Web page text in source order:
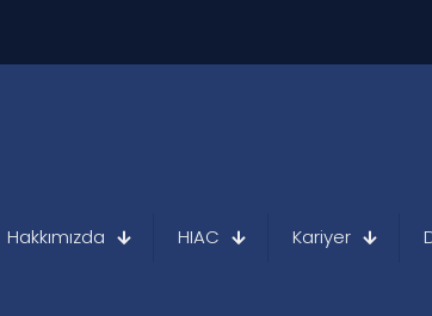
Hakkımızda HIAC Kariyer